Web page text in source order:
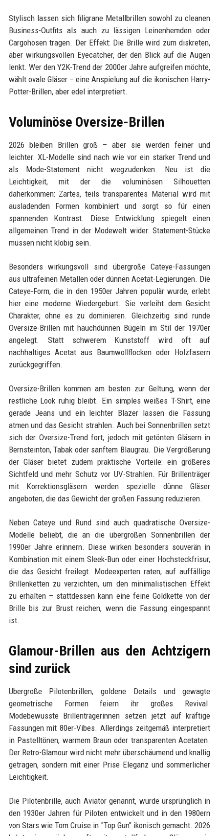
Stylisch lassen sich filigrane Metallbrillen sowohl zu cleanen
Business-Outfits als auch zu lässigen Leinenhemden oder
Cargohosen tragen. Der Effekt: Die Brille wird zum diskreten,
aber wirkungsvollen Eyecatcher, der den Blick auf die Augen
lenkt. Wer den Y2K-Trend der 2000er Jahre aufgreifen möchte,
wählt ovale Gläser – eine Anspielung auf die ikonischen Harry-
Potter-Brillen, aber edel interpretiert.
Voluminöse Oversize-Brillen
2026 bleiben Brillen groß – aber sie werden feiner und
leichter. XL-Modelle sind nach wie vor ein starker Trend und
als Mode-Statement nicht wegzudenken. Neu ist die
Leichtigkeit, mit der die voluminösen Silhouetten
daherkommen: Zartes, teils transparentes Material wird mit
ausladenden Formen kombiniert und sorgt so für einen
spannenden Kontrast. Diese Entwicklung spiegelt einen
allgemeinen Trend in der Modewelt wider: Statement-Stücke
müssen nicht klobig sein.
Besonders wirkungsvoll sind übergroße Cateye-Fassungen
aus ultrafeinen Metallen oder dünnen Acetat-Legierungen. Die
Cateye-Form, die in den 1950er Jahren populär wurde, erlebt
hier eine moderne Wiedergeburt. Sie verleiht dem Gesicht
Charakter, ohne es zu dominieren. Gleichzeitig sind runde
Oversize-Brillen mit hauchdünnen Bügeln im Stil der 1970er
angelegt. Statt schwerem Kunststoff wird oft auf
nachhaltiges Acetat aus Baumwollflocken oder Holzfasern
zurückgegriffen.
Oversize-Brillen kommen am besten zur Geltung, wenn der
restliche Look ruhig bleibt. Ein simples weißes T-Shirt, eine
gerade Jeans und ein leichter Blazer lassen die Fassung
atmen und das Gesicht strahlen. Auch bei Sonnenbrillen setzt
sich der Oversize-Trend fort, jedoch mit getönten Gläsern in
Bernsteinton, Tabak oder sanftem Blaugrau. Die Vergrößerung
der Gläser bietet zudem praktische Vorteile: ein größeres
Sichtfeld und mehr Schutz vor UV-Strahlen. Für Brillenträger
mit Korrektionsgläsern werden spezielle dünne Gläser
angeboten, die das Gewicht der großen Fassung reduzieren.
Neben Cateye und Rund sind auch quadratische Oversize-
Modelle beliebt, die an die übergroßen Sonnenbrillen der
1990er Jahre erinnern. Diese wirken besonders souverän in
Kombination mit einem Sleek-Bun oder einer Hochsteckfrisur,
die das Gesicht freilegt. Modeexperten raten, auf auffällige
Brillenketten zu verzichten, um den minimalistischen Effekt
zu erhalten – stattdessen kann eine feine Goldkette von der
Brille bis zur Brust reichen, wenn die Fassung eingespannt
ist.
Glamour-Brillen aus den Achtzigern
sind zurück
Übergroße Pilotenbrillen, goldene Details und gewagte
geometrische Formen feiern ihr großes Revival.
Modebewusste Brillenträgerinnen setzen jetzt auf kräftige
Fassungen mit 80er-Vibes. Allerdings zeitgemäß interpretiert
in Pastelltönen, warmem Braun oder transparenten Acetaten.
Der Retro-Glamour wird nicht mehr überschäumend und knallig
getragen, sondern mit einer Prise Eleganz und sommerlicher
Leichtigkeit.
Die Pilotenbrille, auch Aviator genannt, wurde ursprünglich in
den 1930er Jahren für Piloten entwickelt und in den 1980ern
von Stars wie Tom Cruise in "Top Gun" ikonisch gemacht. 2026